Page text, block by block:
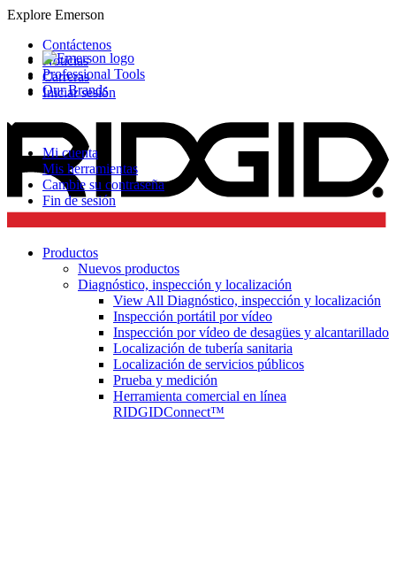
Explore Emerson
Professional Tools
Our Brands
Contáctenos
Noticias
Carreras
Iniciar sesión
Mi cuenta
Mis herramientas
Cambie su contraseña
Fin de sesión
Productos
Nuevos productos
Diagnóstico, inspección y localización
View All Diagnóstico, inspección y localización
Inspección portátil por vídeo
Inspección por vídeo de desagües y alcantarillado
Localización de tubería sanitaria
Localización de servicios públicos
Prueba y medición
Herramienta comercial en línea
RIDGIDConnect™